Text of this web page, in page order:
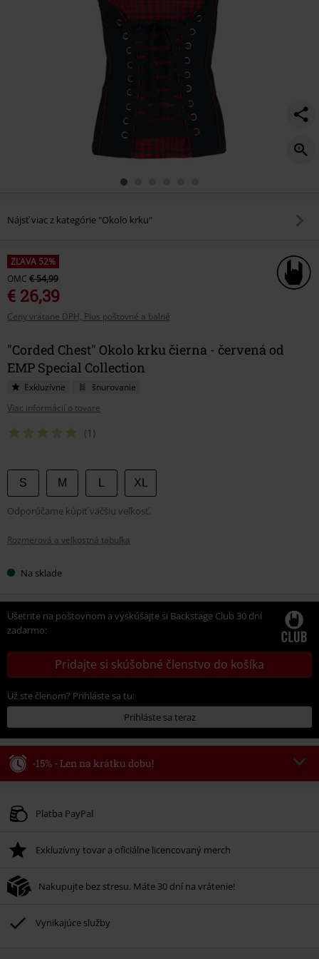
Nájsť viac z kategórie "Okolo krku"
ZĽAVA 52%
OMC € 54,99
€ 26,39
Ceny vrátane DPH, Plus poštovné a balné
"Corded Chest" Okolo krku čierna - červená od
EMP Special Collection
Exkluzívne
šnurovanie
Viac informácií o tovare
(1)
Vyberte
si
veľkosť
S M XL
Odporúčame kúpiť väčšiu veľkosť.
Rozmerová a veľkostná tabuľka
Na sklade
Ušetrite na poštovnom a vyskúšajte si Backstage Club 30 dní
zadarmo:
Pridajte si skúšobné členstvo do košíka
Už ste členom? Prihláste sa tu:
Prihláste sa teraz
-15% - Len na krátku dobu!
Platné do 8/9/26
Po zadaní kódu v košíku, sa zľava uplatní automaticky.
Nemožno kombinovať s inými akciovými kódmi. Zľava sa nevzťahuje na:
knihy, médiá, vstupenky, Rammstein, (Till) Lindemann, Böhse Onkelz,
ktorých kúpou podporíte nadáciu.
Platba PayPal
Exkluzívny tovar a oficiálne licencovaný merch
Nakupujte bez stresu. Máte 30 dní na vrátenie!
Vynikajúce služby